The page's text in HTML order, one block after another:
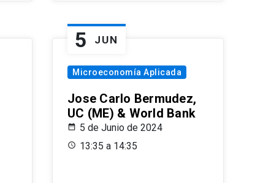
5 JUN
Microeconomía Aplicada
Jose Carlo Bermudez,
UC (ME) & World Bank
5 de Junio de 2024
13:35 a 14:35